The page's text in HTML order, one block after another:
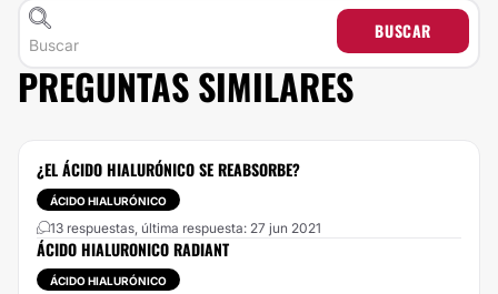
BUSCAR
PREGUNTAS SIMILARES
¿EL ÁCIDO HIALURÓNICO SE REABSORBE?
ÁCIDO HIALURÓNICO
13 respuestas, última respuesta: 27 jun 2021
ÁCIDO HIALURONICO RADIANT
ÁCIDO HIALURÓNICO